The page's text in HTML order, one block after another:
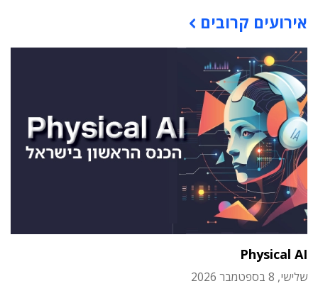
אירועים קרובים
Physical AI
שלישי, 8 בספטמבר 2026